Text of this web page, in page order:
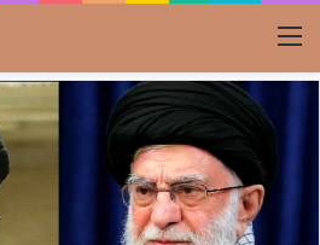
القائمة